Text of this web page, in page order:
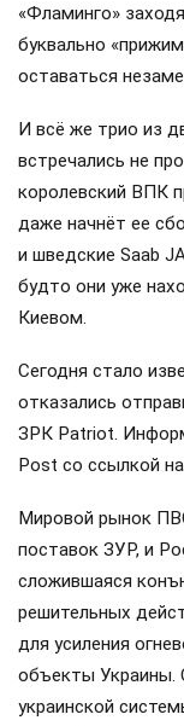
«Фламинго»
буквально
оставаться
И всё же трио из
встречались не
королевский ВПК
даже начнёт ее
и шведские Saab
будто они уже
Киевом.
Сегодня стало
отказались
ЗРК Patriot.
Post со ссылкой
Мировой рынок
поставок ЗУР, и
сложившаяся
решительных
для усиления
объекты Украины.
украинской